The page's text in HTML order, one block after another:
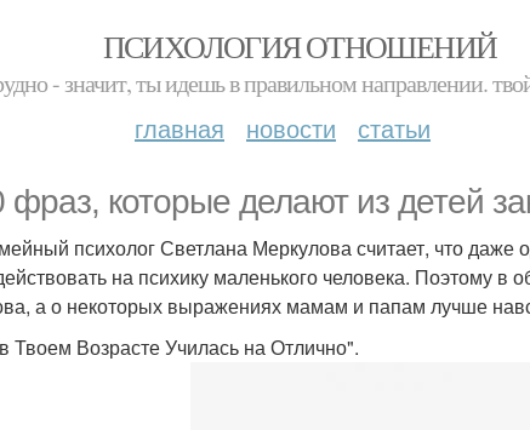
ПСИХОЛОГИЯ ОТНОШЕНИЙ
- значит, ты идешь в правильном направлении.
главная новости статьи
фраз, которые делают из детей
психолог Светлана Меркулова считает, что
на психику маленького человека. Поэтому
а о некоторых выражениях мамам и папам лучше
Твоем Возрасте Училась на Отлично".